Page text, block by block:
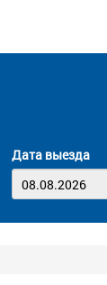
Дата выезда